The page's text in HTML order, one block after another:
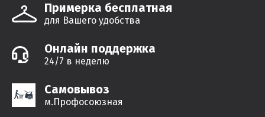
Примерка бесплатная
для Вашего удобства
Онлайн поддержка
24/7 в неделю
Самовывоз
м.Профосоюзная